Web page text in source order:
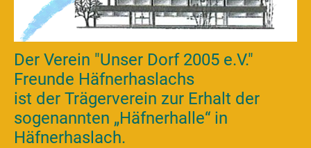
Der Verein "Unser Dorf 2005 e.V."
Freunde Häfnerhaslachs
ist der Trägerverein zur Erhalt der
sogenannten „Häfnerhalle“ in
Häfnerhaslach.